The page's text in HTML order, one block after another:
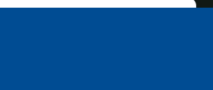
nabíjecích stanic z celé ČR.